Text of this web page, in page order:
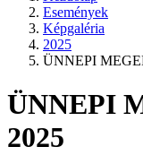
Események
Képgaléria
2025
ÜNNEPI
ÜNNEPI
2025